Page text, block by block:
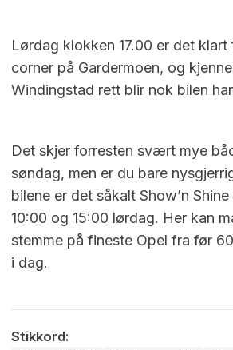
Lørdag klokken 17.00 er det klart
corner på Gardermoen, og
Windingstad rett blir nok bilen
Det skjer forresten svært mye
søndag, men er du bare
bilene er det såkalt Show’n
10:00 og 15:00 lørdag. Her kan
stemme på fineste Opel fra før
i dag.
Stikkord: